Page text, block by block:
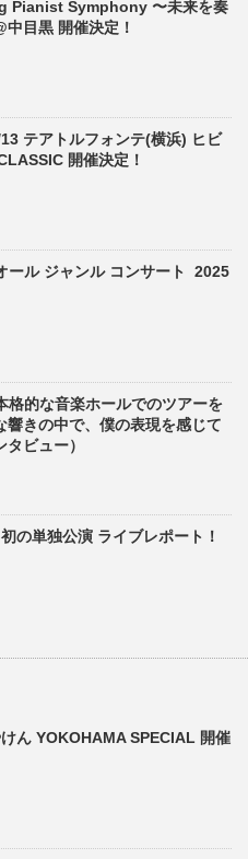
Pianist Symphony 〜未来を奏
中目黒 開催決定！
テアトルフォンテ(横浜) ヒビ
開催決定！
ール ジャンル コンサート 2025
格的な音楽ホールでのツアーを
響きの中で、僕の表現を感じて
ビュー）
の単独公演 ライブレポート！
ん YOKOHAMA SPECIAL 開催